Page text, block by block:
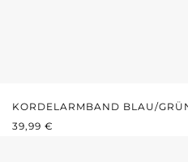
KORDELARMBAND BLAU/
REGULÄRER PREIS:
39,99 €